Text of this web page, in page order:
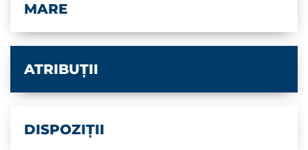
MARE
ATRIBUȚII
DISPOZIȚII